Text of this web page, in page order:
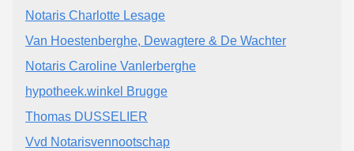
Notaris Charlotte Lesage
Van Hoestenberghe, Dewagtere & De Wachter
Notaris Caroline Vanlerberghe
hypotheek.winkel Brugge
Thomas DUSSELIER
Vvd Notarisvennootschap